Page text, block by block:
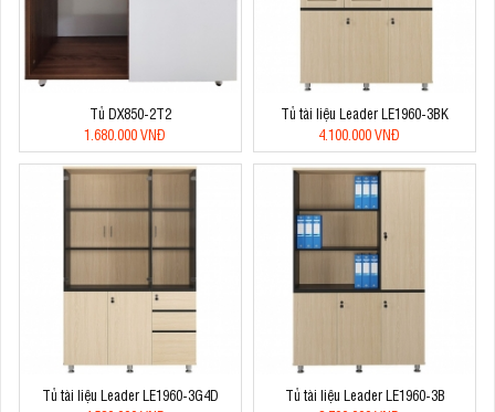
Tủ DX850-2T2
1.680.000 VNĐ
Tủ tài liệu Leader LE1960-3BK
4.100.000 VNĐ
Tủ tài liệu Leader LE1960-3G4D
Tủ tài liệu Leader LE1960-3B